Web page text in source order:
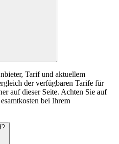
Tarif und aktuellem
der verfügbaren Tarife für
auf dieser Seite. Achten Sie auf
bei Ihrem